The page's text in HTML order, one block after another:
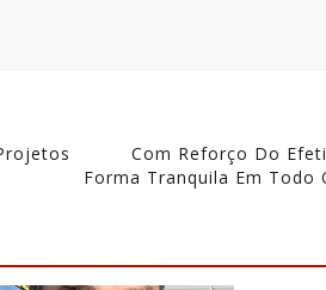
Com Reforço Do
Forma Tranquila Em Todo